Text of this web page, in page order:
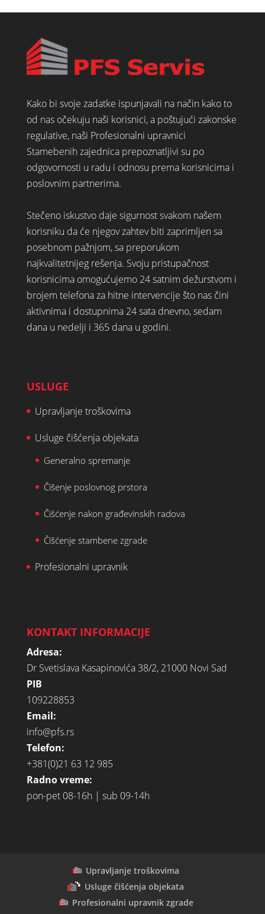
Kako bi svoje zadatke ispunjavali na način kako to
od nas očekuju naši korisnici, a poštujući zakonske
regulative, naši Profesionalni upravnici
Stamebenih zajednica prepoznatljivi su po
odgovornosti u radu i odnosu prema korisnicima i
poslovnim partnerima.
Stečeno iskustvo daje sigurnost svakom našem
korisniku da će njegov zahtev biti zaprimljen sa
posebnom pažnjom, sa preporukom
najkvalitetnijeg rešenja. Svoju pristupačnost
korisnicima omogućujemo 24 satnim dežurstvom i
brojem telefona za hitne intervencije što nas čini
aktivnima i dostupnima 24 sata dnevno, sedam
dana u nedelji i 365 dana u godini.
USLUGE
Upravljanje troškovima
Usluge čišćenja objekata
Generalno spremanje
Čišenje poslovnog prstora
Čišćenje nakon građevinskih radova
Čišćenje stambene zgrade
Profesionalni upravnik
KONTAKT INFORMACIJE
Adresa:
Dr Svetislava Kasapinovića 38/2, 21000 Novi Sad
PIB
109228853
Email:
info@pfs.rs
Telefon:
+381(0)21 63 12 985
Radno vreme:
pon-pet 08-16h | sub 09-14h
Upravljanje troškovima
Usluge čišćenja objekata
Profesionalni upravnik zgrade